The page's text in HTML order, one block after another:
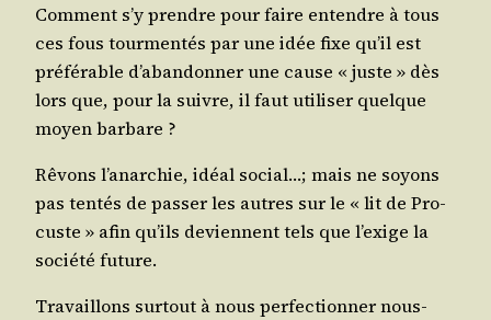
Com­ment s’y prendre pour faire entendre à tous
ces fous tour­men­tés par une idée fixe qu’il est
pré­fé­rable d’a­ban­don­ner une cause « juste » dès
lors que, pour la suivre, il faut uti­li­ser quelque
moyen barbare ?
Rêvons l’a­nar­chie, idéal social…; mais ne soyons
pas ten­tés de pas­ser les autres sur le « lit de Pro­
custe » afin qu’ils deviennent tels que l’exige la
socié­té future.
Tra­vaillons sur­tout à nous per­fec­tion­ner nous-